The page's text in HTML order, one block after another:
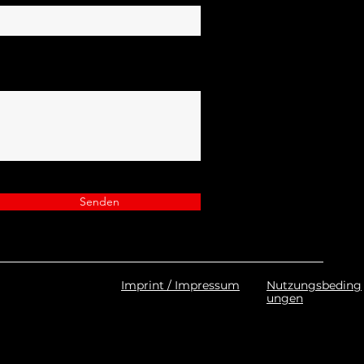
Senden
Imprint / Impressum
Nutzungsbeding
ungen